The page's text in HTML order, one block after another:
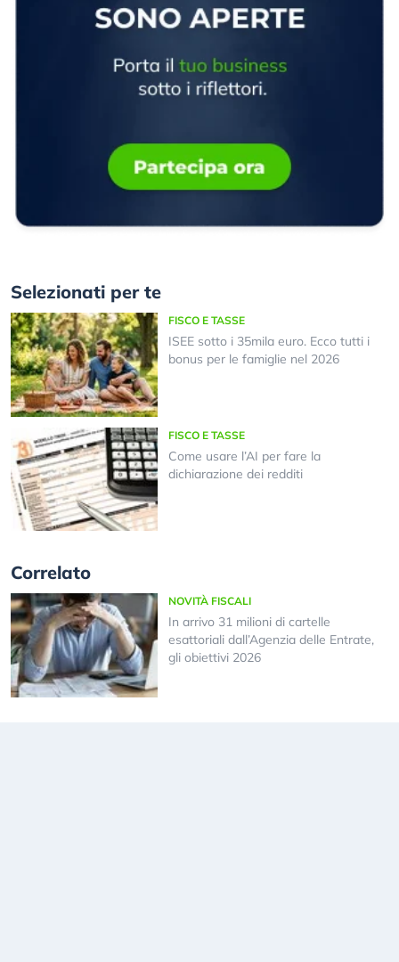
Selezionati per te
FISCO E TASSE
ISEE sotto i 35mila euro. Ecco tutti i
bonus per le famiglie nel 2026
FISCO E TASSE
Come usare l’AI per fare la
dichiarazione dei redditi
Correlato
NOVITÀ FISCALI
In arrivo 31 milioni di cartelle
esattoriali dall’Agenzia delle Entrate,
gli obiettivi 2026